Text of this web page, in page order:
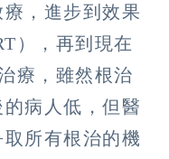
，進步到效果
），再到現在
療，雖然根治
病人低，但醫
所有根治的機